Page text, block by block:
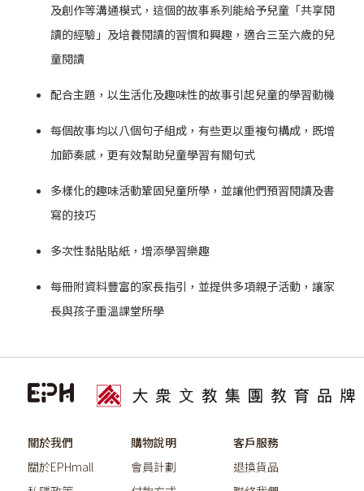
及創作等溝通模式，這個的故事系列能給予兒童「共享閱
讀的經驗」及培養閱讀的習慣和興趣，適合三至六歲的兒
童閱讀
配合主題，以生活化及趣味性的故事引起兒童的學習動機
每個故事均以八個句子組成，有些更以重複句構成，既增
加節奏感，更有效幫助兒童學習有關句式
多樣化的趣味活動鞏固兒童所學，並讓他們預習閱讀及書
寫的技巧
多次性黏貼貼紙，增添學習樂趣
每冊附資料豐富的家長指引，並提供多項親子活動，讓家
長與孩子重溫課堂所學
關於我們
關於EPHmall
購物說明
會員計劃
客戶服務
退換貨品